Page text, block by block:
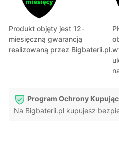
Produkt objęty jest 12-
miesięczną gwarancją
realizowaną przez Bigbaterii.pl.
Program Ochrony
Na Bigbaterii.pl kupujesz